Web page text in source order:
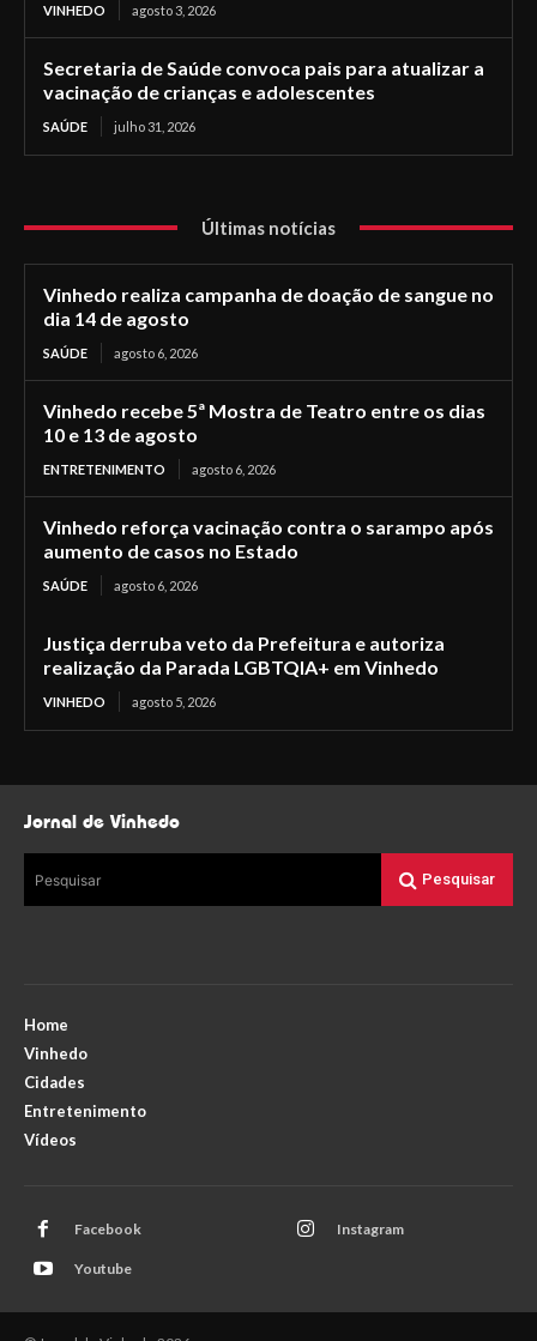
VINHEDO agosto 3, 2026
Secretaria de Saúde convoca pais para atualizar a
vacinação de crianças e adolescentes
SAÚDE julho 31, 2026
Últimas notícias
Vinhedo realiza campanha de doação de sangue no
dia 14 de agosto
SAÚDE agosto 6, 2026
Vinhedo recebe 5ª Mostra de Teatro entre os dias
10 e 13 de agosto
ENTRETENIMENTO agosto 6, 2026
Vinhedo reforça vacinação contra o sarampo após
aumento de casos no Estado
SAÚDE agosto 6, 2026
Justiça derruba veto da Prefeitura e autoriza
realização da Parada LGBTQIA+ em Vinhedo
VINHEDO agosto 5, 2026
Jornal de Vinhedo
Pesquisar Pesquisar
Home
Vinhedo
Cidades
Entretenimento
Vídeos
Facebook Instagram
Youtube